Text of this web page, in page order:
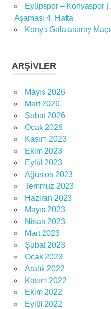
süper
lig
2022-
süper lig
haberleri
maç
programı
süper
lig
puan
durumu
teknik
direktör
Eyüpspor – Konyaspor |
Aşaması 4. Hafta
Konya Galatasaray
ARŞIVLER
Mayıs 2026
Mart 2026
Şubat 2026
Ocak 2026
Kasım 2023
Ekim 2023
Eylül 2023
Ağustos 2023
Temmuz 2023
Haziran 2023
Mayıs 2023
Nisan 2023
Mart 2023
Şubat 2023
Ocak 2023
Aralık 2022
Kasım 2022
Ekim 2022
Eylül 2022